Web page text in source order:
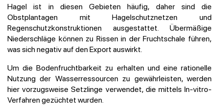
Hagel ist in diesen Gebieten häufig, daher sind die
Obstplantagen mit Hagelschutznetzen und
Regenschutzkonstruktionen ausgestattet. Übermäßige
Niederschläge können zu Rissen in der Fruchtschale führen,
was sich negativ auf den Export auswirkt.
Um die Bodenfruchtbarkeit zu erhalten und eine rationelle
Nutzung der Wasserressourcen zu gewährleisten, werden
hier vorzugsweise Setzlinge verwendet, die mittels In-vitro-
Verfahren gezüchtet wurden.